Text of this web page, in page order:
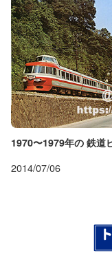
1970〜1979年の 鉄道
2014/07/06